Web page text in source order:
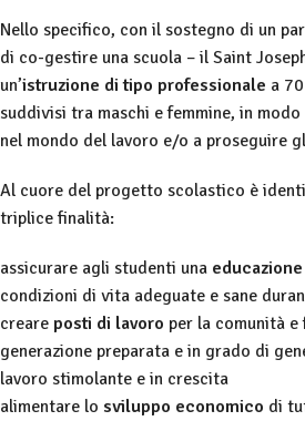
Nello specifico, con il sostegno di un
di co-gestire una scuola – il Saint
un’istruzione di tipo professionale a
suddivisi tra maschi e femmine, in
nel mondo del lavoro e/o a proseguire
Al cuore del progetto scolastico è
triplice finalità:
assicurare agli studenti una
condizioni di vita adeguate e sane
creare posti di lavoro per la comunità e
generazione preparata e in grado di
lavoro stimolante e in crescita
alimentare lo sviluppo economico di